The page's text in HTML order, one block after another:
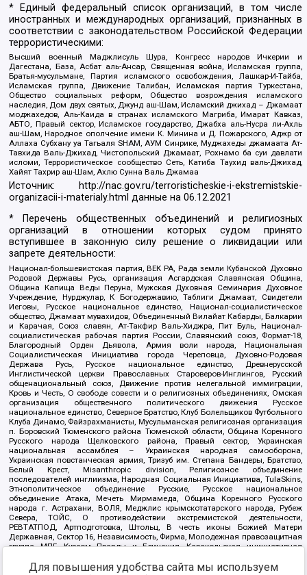
* Единый федеральный список организаций, в том числе
иностранных и международных организаций, признанных в
соответствии с законодательством Российской Федерации
террористическими:
Высший военный Маджлисуль Шура, Конгресс народов Ичкерии и
Дагестана, База, Асбат аль-Ансар, Священная война, Исламская группа,
Братья-мусульмане, Партия исламского освобождения, Лашкар-И-Тайба,
Исламская группа, Движение Талибан, Исламская партия Туркестана,
Общество социальных реформ, Общество возрождения исламского
наследия, Дом двух святых, Джунд аш-Шам, Исламский джихад – Джамаат
моджахедов, Аль-Каида в странах исламского Магриба, Имарат Кавказ,
АБТО, Правый сектор, Исламское государство, Джабха аль-Нусра ли-Ахль
аш-Шам, Народное ополчение имени К. Минина и Д. Пожарского, Аджр от
Аллаха Субхану уа Тагьаля SHAM, АУМ Синрике, Муджахеды джамаата Ат-
Тавхида Валь-Джихад, Чистопольский Джамаат, Рохнамо ба суи давлати
исломи, Террористическое сообщество Сеть, Катиба Таухид валь-Джихад,
Хайят Тахрир аш-Шам, Ахлю Сунна Валь Джамаа
Источник:
http://nac.gov.ru/terroristicheskie-i-ekstremistskie-
organizacii-i-materialy.html данные на06.12.2021
* Перечень общественных объединений и религиозных
организаций в отношении которых судом принято
вступившее в законную силу решение о ликвидации или
запрете деятельности:
Национал-большевистская партия, ВЕК РА, Рада земли Кубанской Духовно
Родовой Державы Русь, организация Асгардская Славянская Община,
Община Капища Веды Перуна, Мужская Духовная Семинария Духовное
Учреждение, Нурджулар, К Богодержавию, Таблиги Джамаат, Свидетели
Иеговы, Русское национальное единство, Национал-социалистическое
общество, Джамаат мувахидов, Объединенный Вилайат Кабарды, Балкарии
и Карачая, Союз славян, Ат-Такфир Валь-Хиджра, Пит Буль, Национал-
социалистическая рабочая партия России, Славянский союз, Формат-18,
Благородный Орден Дьявола, Армия воли народа, Национальная
Социалистическая Инициатива города Череповца, Духовно-Родовая
Держава Русь, Русское национальное единство, Древнерусской
Инглистической церкви Православных Староверов-Инглингов, Русский
общенациональный союз, Движение против нелегальной иммиграции,
Кровь и Честь, О свободе совести и о религиозных объединениях, Омская
организация общественного политического движения Русское
национальное единство, Северное Братство, Клуб Болельщиков Футбольного
Клуба Динамо, Файзрахманисты, Мусульманская религиозная организация
п. Боровский Тюменского района Тюменской области, Община Коренного
Русского народа Щелковского района, Правый сектор, Украинская
национальная ассамблея – Украинская народная самооборона,
Украинская повстанческая армия, Тризуб им. Степана Бандеры, Братство,
Белый Крест, Misanthropic division, Религиозное объединение
последователей инглиизма, Народная Социальная Инициатива, TulaSkins,
Этнополитическое объединение Русские, Русское национальное
объединение Атака, Мечеть Мирмамеда, Община Коренного Русского
народа г. Астрахани, ВОЛЯ, Меджлис крымскотатарского народа, Рубеж
Севера, ТОЙС, О противодействии экстремистской деятельности,
РЕВТАТПОД, Артподготовка, Штольц, В честь иконы Божией Матери
Державная, Сектор 16, Независимость, Фирма, Молодежная правозащитная
группа МПГ, Курсом Правды и Единения, Каракольская инициативная
Благотворительный пансионат Ак Умут, Русская республика Русь,
Для повышения удобства сайта мы используем